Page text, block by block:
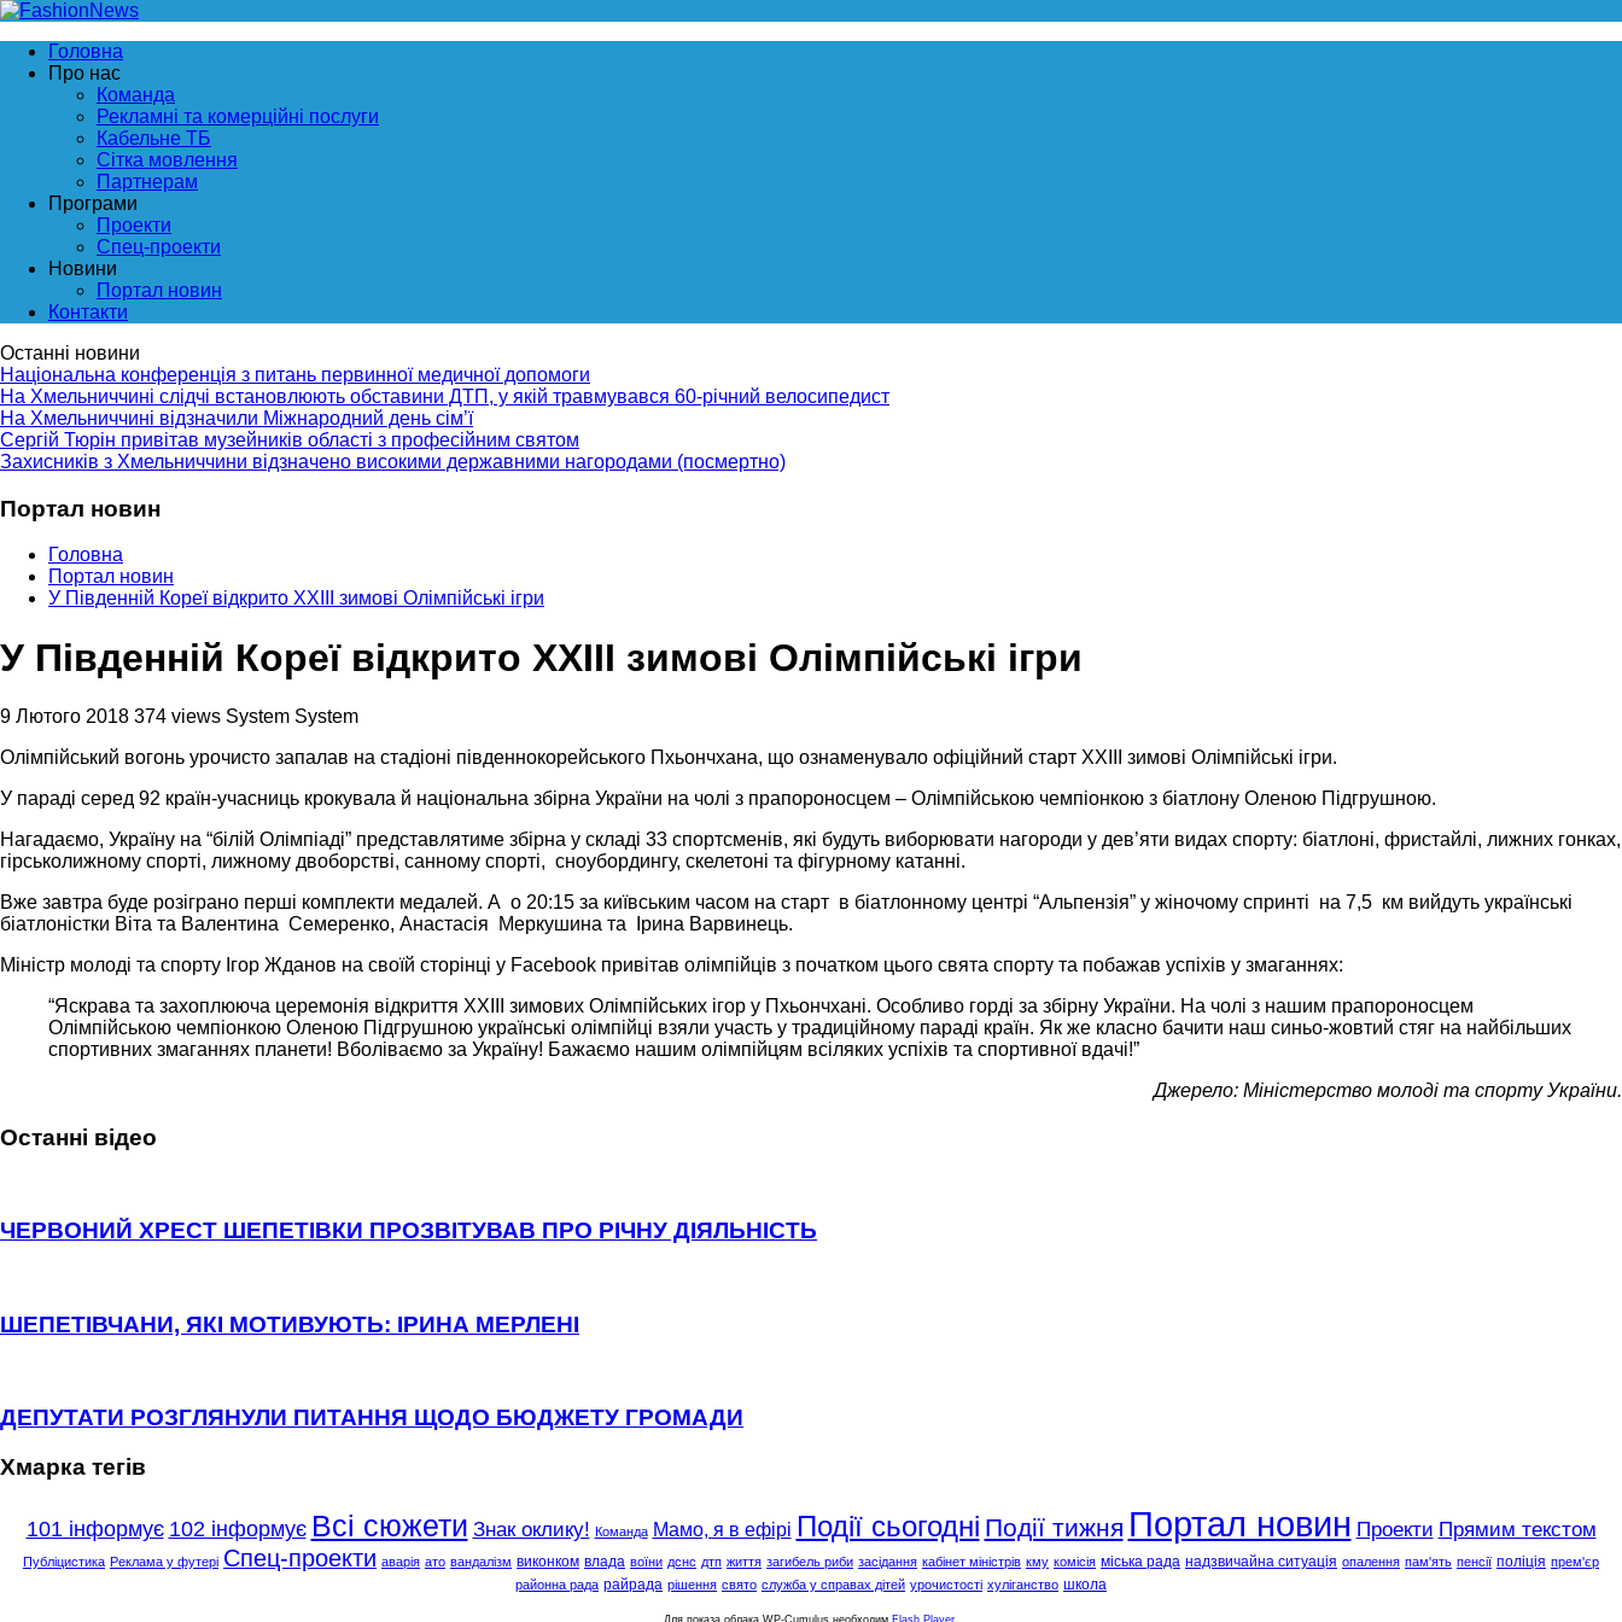
Головна
Про нас
Команда
Рекламні та комерційні послуги
Кабельне ТБ
Сітка мовлення
Партнерам
Програми
Проекти
Спец-проекти
Новини
Портал новин
Контакти
Останні новини
Національна конференція з питань первинної медичної допомоги
На Хмельниччині слідчі встановлюють обставини ДТП, у якій травмувався 60-річний велосипедист
На Хмельниччині відзначили Міжнародний день сім’ї
Сергій Тюрін привітав музейників області з професійним святом
Захисників з Хмельниччини відзначено високими державними нагородами (посмертно)
Портал новин
Головна
Портал новин
У Південній Кореї відкрито ХХІІІ зимові Олімпійські ігри
У Південній Кореї відкрито ХХІІІ зимові Олімпійські ігри
9 Лютого 2018 374 views System System
Олімпійський вогонь урочисто запалав на стадіоні південнокорейського Пхьончхана, що ознаменувало офіційний старт ХХІІІ зимові Олімпійські ігри.
У параді серед 92 країн-учасниць крокувала й національна збірна України на чолі з прапороносцем – Олімпійською чемпіонкою з біатлону Оленою Підгрушною.
Нагадаємо, Україну на “білій Олімпіаді” представлятиме збірна у складі 33 спортсменів, які будуть виборювати нагороди у дев’яти видах спорту: біатлоні, фристайлі, лижних гонках,
гірськолижному спорті, лижному двоборстві, санному спорті, сноубордингу, скелетоні та фігурному катанні.
Вже завтра буде розіграно перші комплекти медалей. А о 20:15 за київським часом на старт в біатлонному центрі “Альпензія” у жіночому спринті на 7,5 км вийдуть українські
біатлоністки Віта та Валентина Семеренко, Анастасія Меркушина та Ірина Варвинець.
Міністр молоді та спорту Ігор Жданов на своїй сторінці у Facebook привітав олімпійців з початком цього свята спорту та побажав успіхів у змаганнях:
“Яскрава та захоплююча церемонія відкриття XXIII зимових Олімпійських ігор у Пхьончхані. Особливо горді за збірну України. На чолі з нашим прапороносцем
Олімпійською чемпіонкою Оленою Підгрушною українські олімпійці взяли участь у традиційному параді країн. Як же класно бачити наш синьо-жовтий стяг на найбільших
спортивних змаганнях планети! Вболіваємо за Україну! Бажаємо нашим олімпійцям всіляких успіхів та спортивної вдачі!”
Джерело: Міністерство молоді та спорту України.
Останні відео
ЧЕРВОНИЙ ХРЕСТ ШЕПЕТІВКИ ПРОЗВІТУВАВ ПРО РІЧНУ ДІЯЛЬНІСТЬ
ШЕПЕТІВЧАНИ, ЯКІ МОТИВУЮТЬ: ІРИНА МЕРЛЕНІ
ДЕПУТАТИ РОЗГЛЯНУЛИ ПИТАННЯ ЩОДО БЮДЖЕТУ ГРОМАДИ
Хмарка тегів
101 інформує 102 інформує Всі сюжети Знак оклику! Команда Мамо, я в ефірі Події сьогодні Події тижня Портал новин Проекти Прямим текстом
Публіцистика Реклама у футері Спец-проекти аварія ато вандалізм виконком влада воїни дснс дтп життя загибель риби засідання кабінет міністрів кму комісія міська рада надзвичайна ситуація опалення пам'ять пенсії поліція прем'єр
районна рада райрада рішення свято служба у справах дітей урочистості хуліганство школа
Для показа облака WP-Cumulus необходим Flash Player